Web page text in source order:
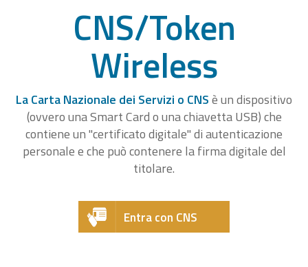
CNS/Token
Wireless
La Carta Nazionale dei Servizi o CNSè un dispositivo
(ovvero una Smart Card o una chiavetta USB) che
contiene un "certificato digitale" di autenticazione
personale e che può contenere la firma digitale del
titolare.
Entra con CNS